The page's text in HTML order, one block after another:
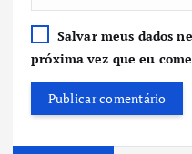
Salvar meus dados
próxima vez que eu